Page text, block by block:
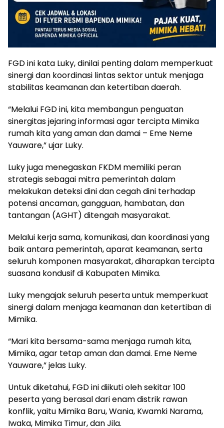
FGD ini kata Luky, dinilai penting dalam memperkuat
sinergi dan koordinasi lintas sektor untuk menjaga
stabilitas keamanan dan ketertiban daerah.
“Melalui FGD ini, kita membangun penguatan
sinergitas jejaring informasi agar tercipta Mimika
rumah kita yang aman dan damai – Eme Neme
Yauware,” ujar Luky.
Luky juga menegaskan FKDM memiliki peran
strategis sebagai mitra pemerintah dalam
melakukan deteksi dini dan cegah dini terhadap
potensi ancaman, gangguan, hambatan, dan
tantangan (AGHT) ditengah masyarakat.
Melalui kerja sama, komunikasi, dan koordinasi yang
baik antara pemerintah, aparat keamanan, serta
seluruh komponen masyarakat, diharapkan tercipta
suasana kondusif di Kabupaten Mimika.
Luky mengajak seluruh peserta untuk memperkuat
sinergi dalam menjaga keamanan dan ketertiban di
Mimika.
“Mari kita bersama-sama menjaga rumah kita,
Mimika, agar tetap aman dan damai. Eme Neme
Yauware,” jelas Luky.
Untuk diketahui, FGD ini diikuti oleh sekitar 100
peserta yang berasal dari enam distrik rawan
konflik, yaitu Mimika Baru, Wania, Kwamki Narama,
Iwaka, Mimika Timur, dan Jila.